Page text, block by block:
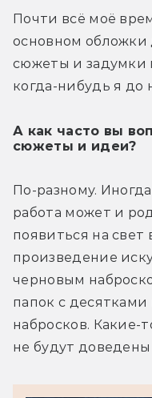
Почти всё моё
основном обложки
сюжеты и задумки
когда-нибудь я до
А как часто вы
сюжеты и идеи?
По-разному.
работа может и
появиться на свет
произведение
черновым
папок с
набросков. Какие-
не будут